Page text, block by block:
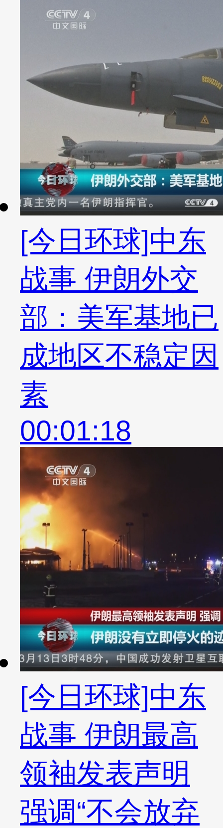
[今日环球]中东
战事 伊朗外交
部：美军基地已
成地区不稳定因
素
00:01:18
[今日环球]中东
战事 伊朗最高
领袖发表声明
强调“不会放弃